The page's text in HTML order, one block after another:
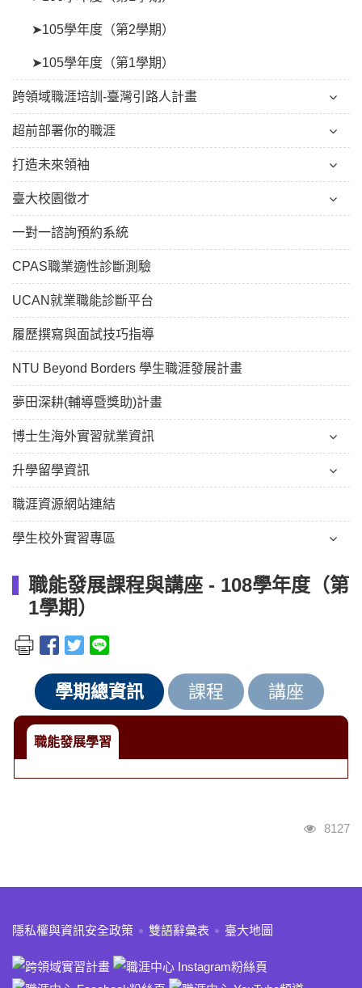
➤105學年度（第2學期）
➤105學年度（第1學期）
跨領域職涯培訓-臺灣引路人計畫
超前部署你的職涯
打造未來領袖
臺大校園徵才
一對一諮詢預約系統
CPAS職業適性診斷測驗
UCAN就業職能診斷平台
履歷撰寫與面試技巧指導
NTU Beyond Borders 學生職涯發展計畫
夢田深耕(輔導暨獎助)計畫
博士生海外實習就業資訊
升學留學資訊
職涯資源網站連結
學生校外實習專區
職能發展課程與講座 - 108學年度（第
1學期）
學期總資訊
職能發展學習
課程 講座
瀏覽人
8127
:::
隱私權與資訊安全政策 雙語辭彙表 臺大地圖